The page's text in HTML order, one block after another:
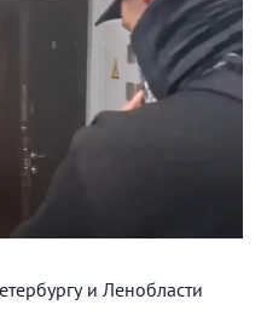
и Ленобласти